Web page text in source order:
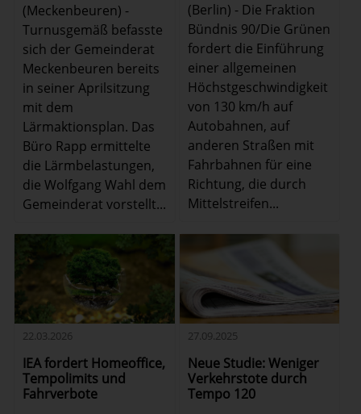
(Meckenbeuren) -
Turnusgemäß befasste
sich der Gemeinderat
Meckenbeuren bereits
in seiner Aprilsitzung
mit dem
Lärmaktionsplan. Das
Büro Rapp ermittelte
die Lärmbelastungen,
die Wolfgang Wahl dem
Gemeinderat vorstellt...
(Berlin) - Die Fraktion
Bündnis 90/Die Grünen
fordert die Einführung
einer allgemeinen
Höchstgeschwindigkeit
von 130 km/h auf
Autobahnen, auf
anderen Straßen mit
Fahrbahnen für eine
Richtung, die durch
Mittelstreifen...
22.03.2026
IEA fordert Homeoffice,
Tempolimits und
Fahrverbote
27.09.2025
Neue Studie: Weniger
Verkehrstote durch
Tempo 120